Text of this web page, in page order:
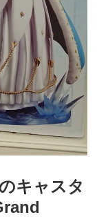
キャスタ